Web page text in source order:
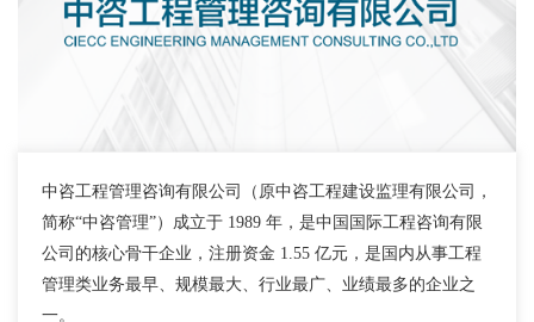
中咨工程管理咨询有限公司（原中咨工程建设监理有限公司，
简称“中咨管理”）成立于 1989 年，是中国国际工程咨询有限
公司的核心骨干企业，注册资金 1.55 亿元，是国内从事工程
管理类业务最早、规模最大、行业最广、业绩最多的企业之
一。